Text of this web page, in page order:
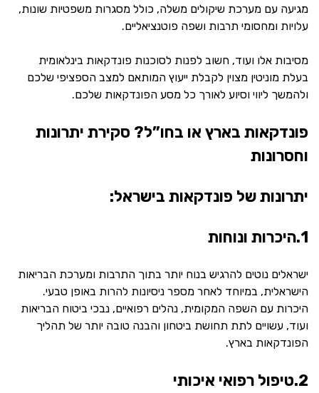
מגיעה עם מערכת שיקולים משלה, כולל מסגרות משפטיות שונות,
עלויות ומחסומי תרבות ושפה פוטנציאליים.
מסיבות אלו ועוד, חשוב לפנות לסוכנות פונדקאות בינלאומית
בעלת מוניטין מצוין לקבלת ייעוץ המותאם למצב הספציפי שלכם
ולהמשך ליווי וסיוע לאורך כל מסע הפונדקאות שלכם.
פונדקאות בארץ או בחו”ל? סקירת יתרונות
וחסרונות
יתרונות של פונדקאות בישראל:
1.היכרות ונוחות
ישראלים נוטים להרגיש בנוח יותר בתוך התרבות ומערכת הבריאות
הישראלית, במיוחד לאחר מספר ניסיונות להרות באופן טבעי.
היכרות עם השפה המקומית, נהלים רפואיים, נבכי ביטוח הבריאות
ועוד, עשויים לתת תחושת ביטחון והבנה טובה יותר של תהליך
הפונדקאות בארץ.
2.טיפול רפואי איכותי